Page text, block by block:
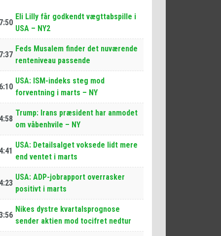
Eli Lilly får godkendt vægttabspille i
USA – NY2
Feds Musalem finder det nuværende
renteniveau passende
USA: ISM-indeks steg mod
forventning i marts – NY
Trump: Irans præsident har anmodet
om våbenhvile – NY
USA: Detailsalget voksede lidt mere
end ventet i marts
USA: ADP-jobrapport overrasker
positivt i marts
Nikes dystre kvartalsprognose
sender aktien mod tocifret nedtur